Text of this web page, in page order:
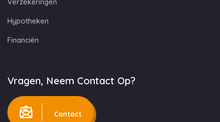
Verzekeringen
Hypotheken
Financiën
Vragen, Neem Contact Op?
Contact